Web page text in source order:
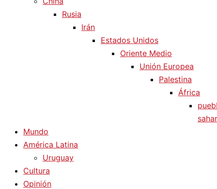
Rusia
Irán
Estados Unidos
Oriente Medio
Unión Europea
Palestina
África
Mundo
América Latina
Uruguay
Cultura
Opinión